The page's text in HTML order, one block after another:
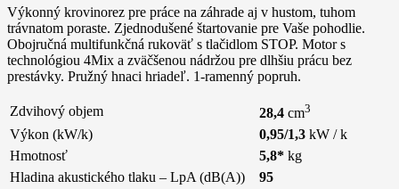
Výkonný krovinorez pre práce na záhrade aj v hustom, tuhom
trávnatom poraste. Zjednodušené štartovanie pre Vaše pohodlie.
Obojručná multifunkčná rukoväť s tlačidlom STOP. Motor s
technológiou 4Mix a zväčšenou nádržou pre dlhšiu prácu bez
prestávky. Pružný hnaci hriadeľ. 1-ramenný popruh.
Zdvihový objem 28,4 cm3
Výkon (kW/k) 0,95/1,3 kW / k
Hmotnosť
5,8* kg
Hladina akustického tlaku – LpA (dB(A))
95